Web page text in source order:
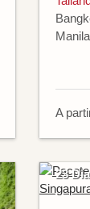
A
23